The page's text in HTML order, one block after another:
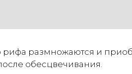
размножаются и
обесцвечивания.